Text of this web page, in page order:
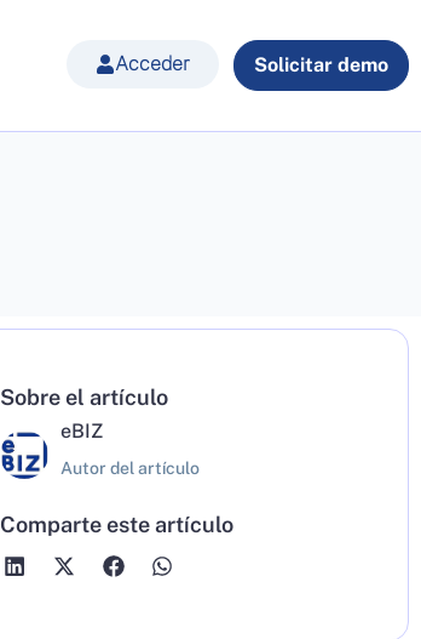
Acceder Solicitar demo
Sobre el artículo
eBIZ
Autor del artículo
Comparte este artículo